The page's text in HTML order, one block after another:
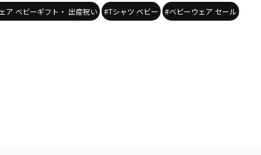
ア ベビーギフト・ 出産祝い #Tシャツ ベビー #ベビーウェア セール